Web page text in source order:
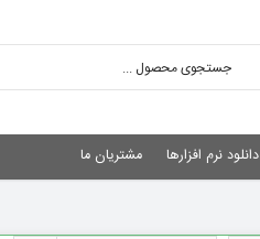
دانلود نرم افزارها مشتریان ما